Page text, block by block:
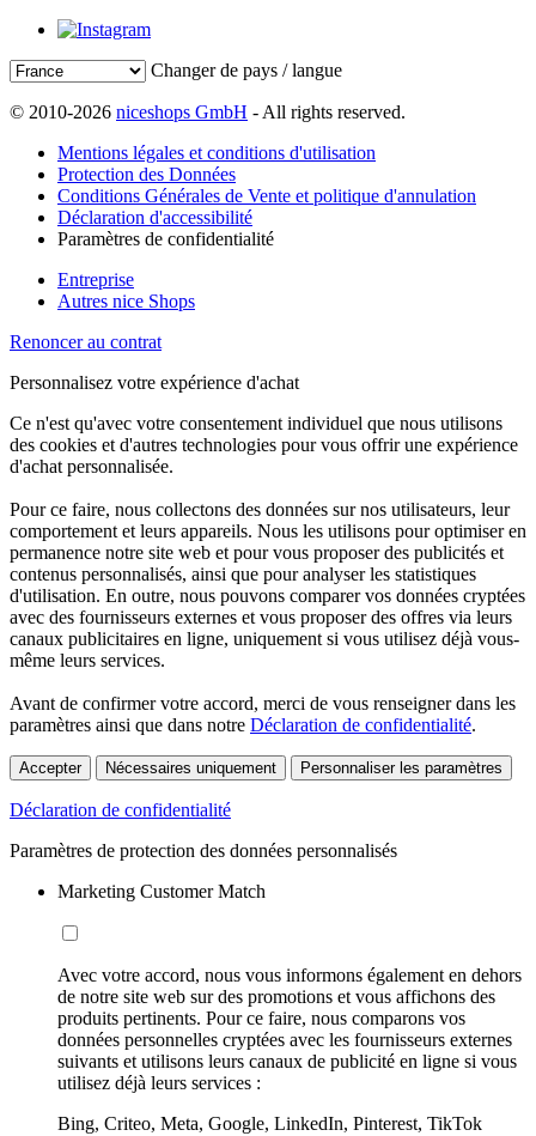
Changer de pays / langue
© 2010-2026 niceshops GmbH - All rights reserved.
Mentions légales et conditions d'utilisation
Protection des Données
Conditions Générales de Vente et politique d'annulation
Déclaration d'accessibilité
Paramètres de confidentialité
Entreprise
Autres nice Shops
Renoncer au contrat
Personnalisez votre expérience d'achat
Ce n'est qu'avec votre consentement individuel que nous utilisons
des cookies et d'autres technologies pour vous offrir une expérience
d'achat personnalisée.
Pour ce faire, nous collectons des données sur nos utilisateurs, leur
comportement et leurs appareils. Nous les utilisons pour optimiser en
permanence notre site web et pour vous proposer des publicités et
contenus personnalisés, ainsi que pour analyser les statistiques
d'utilisation. En outre, nous pouvons comparer vos données cryptées
avec des fournisseurs externes et vous proposer des offres via leurs
canaux publicitaires en ligne, uniquement si vous utilisez déjà vous-
même leurs services.
Avant de confirmer votre accord, merci de vous renseigner dans les
paramètres ainsi que dans notre Déclaration de confidentialité.
Accepter Nécessaires uniquement Personnaliser les paramètres
Déclaration de confidentialité
Paramètres de protection des données personnalisés
Marketing Customer Match
Avec votre accord, nous vous informons également en dehors
de notre site web sur des promotions et vous affichons des
produits pertinents. Pour ce faire, nous comparons vos
données personnelles cryptées avec les fournisseurs externes
suivants et utilisons leurs canaux de publicité en ligne si vous
utilisez déjà leurs services :
Bing, Criteo, Meta, Google, LinkedIn, Pinterest, TikTok